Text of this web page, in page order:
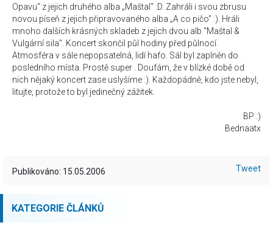
Opavu“ z jejich druhého alba „Maštal“ :D. Zahráli i svou zbrusu
novou píseň z jejich připravovaného alba „A co pičo“ :). Hráli
mnoho dalších krásných skladeb z jejich dvou alb "Maštal &
Vulgární sila". Koncert skončil půl hodiny před půlnocí.
Atmosféra v sále nepopsatelná, lidí hafo. Sál byl zaplněn do
posledního místa. Prostě super . Doufám, že v blízké době od
nich nějaký koncert zase uslyšíme :). Každopádně, kdo jste nebyl,
litujte, protože to byl jedinečný zážitek.
BP :)
Bednaatx
Publikováno: 15.05.2006 Tweet
KATEGORIE ČLÁNKŮ